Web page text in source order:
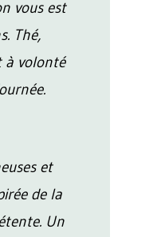
vous est
Thé,
à volonté
et
de la
Un